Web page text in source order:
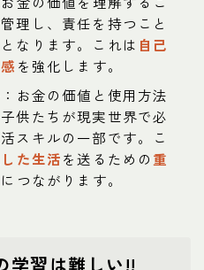
理し、責任を持つこと
なります。これは 自己
を強化します。
：お金の価値と使用方法
供たちが現実世界で必
スキルの一部です。こ
た生活を送るための 重
つながります。
学習は難しい!!